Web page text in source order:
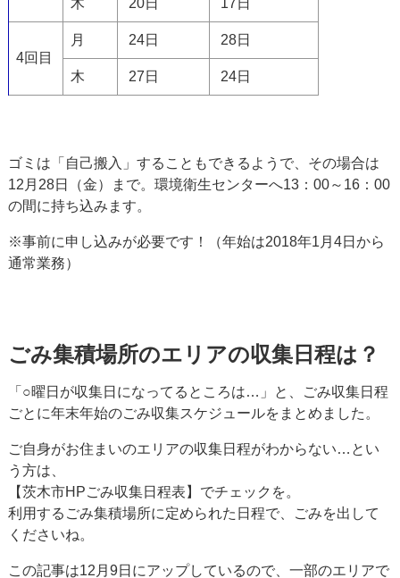
4回目
月 24日 28日
木 27日 24日
ゴミは「自己搬入」することもできるようで、その場合は
12月28日（金）まで。環境衛生センターへ13：00～16：00
の間に持ち込みます。
※事前に申し込みが必要です！（年始は2018年1月4日から
通常業務）
ごみ集積場所のエリアの収集日程は？
「○曜日が収集日になってるところは…」と、ごみ収集日程
ごとに年末年始のごみ収集スケジュールをまとめました。
ご自身がお住まいのエリアの収集日程がわからない…とい
う方は、
【茨木市HPごみ収集日程表】でチェックを。
利用するごみ集積場所に定められた日程で、ごみを出して
くださいね。
この記事は12月9日にアップしているので、一部のエリアで